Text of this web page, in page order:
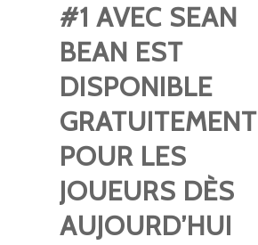
#1 AVEC SEAN
BEAN EST
DISPONIBLE
GRATUITEMENT
POUR LES
JOUEURS DÈS
AUJOURD’HUI